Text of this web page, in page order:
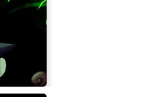
in Salem